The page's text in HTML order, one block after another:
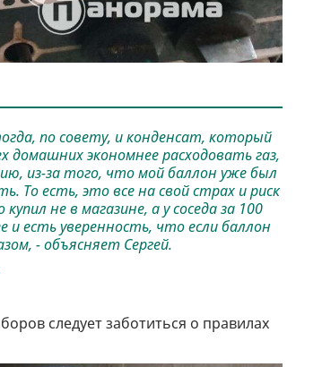
по совету, и конденсат, который
домашних экономнее расходовать газ,
из-за того, что мой баллон уже был
То есть, это все на свой страх и риск
не в магазине, а у соседа за 100
и есть уверенность, что если баллон
- объясняет Сергей.
следует заботиться о правилах